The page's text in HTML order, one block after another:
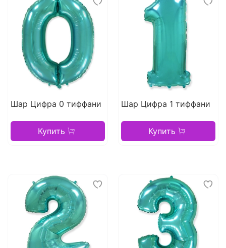
Шар Цифра 0 тиффани
Купить
Шар Цифра 1 тиффани
Купить